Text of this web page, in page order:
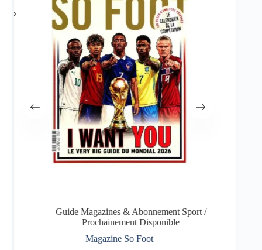
Guide Magazines & Abonnement Sport/
Prochainement Disponible
Magazine So Foot